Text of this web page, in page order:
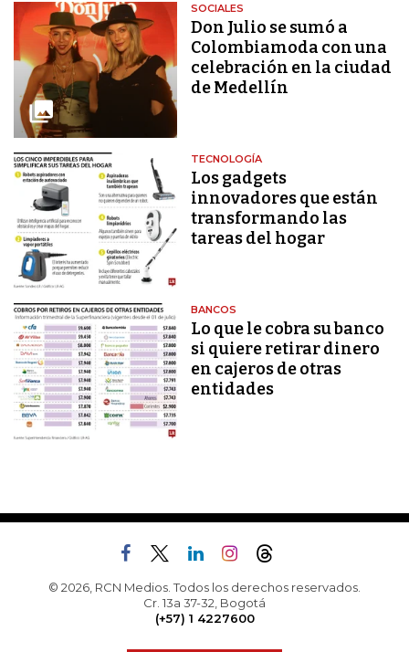
SOCIALES
Don Julio se sumó a
Colombiamoda con una
celebración en la ciudad
de Medellín
TECNOLOGÍA
Los gadgets
innovadores que están
transformando las
tareas del hogar
BANCOS
Lo que le cobra su banco
si quiere retirar dinero
en cajeros de otras
entidades
© 2026, RCN Medios. Todos los derechos reservados.
Cr. 13a 37-32, Bogotá
(+57) 1 4227600